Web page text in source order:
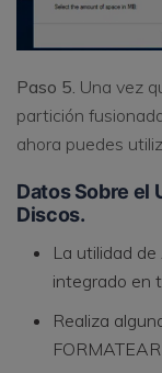
Paso 5. Una vez
partición
ahora puedes
Datos Sobre el
Discos.
La utilidad
integrado en
Realiza